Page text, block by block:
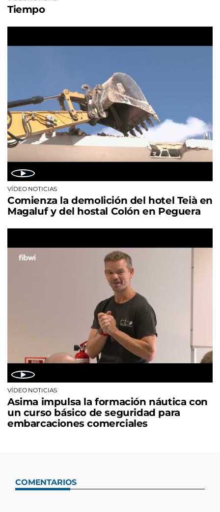
Tiempo
VÍDEO NOTICIAS
Comienza la demolición del hotel Teià en
Magaluf y del hostal Colón en Peguera
VÍDEO NOTICIAS
Asima impulsa la formación náutica con
un curso básico de seguridad para
embarcaciones comerciales
COMENTARIOS